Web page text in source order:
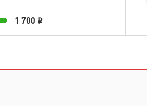
В наличии в магазине
1 700 i